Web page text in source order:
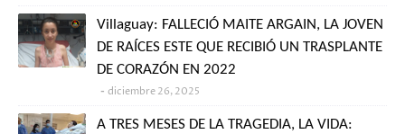
Villaguay: FALLECIÓ MAITE ARGAIN, LA JOVEN
DE RAÍCES ESTE QUE RECIBIÓ UN TRASPLANTE
DE CORAZÓN EN 2022
diciembre 26, 2025
A TRES MESES DE LA TRAGEDIA, LA VIDA: